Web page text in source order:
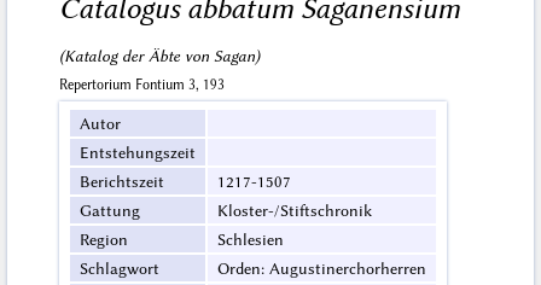
Catalogus abbatum Saganensium
(Katalog der Äbte von Sagan)
Repertorium Fontium 3, 193
Autor
Entstehungszeit
Berichtszeit
1217-1507
Gattung
Kloster-/Stiftschronik
Region
Schlesien
Schlagwort
Orden: Augustinerchorherren